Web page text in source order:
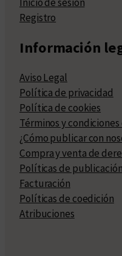
Registro
Información
Aviso Legal
Política de privacidad
Política de cookies
Términos y
¿Cómo publicar con
Compra y venta de
Políticas de publicación
Facturación
Políticas de coedición
Atribuciones